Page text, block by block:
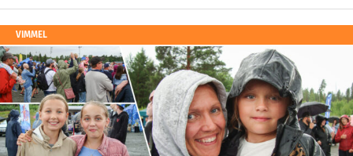
VIMMEL